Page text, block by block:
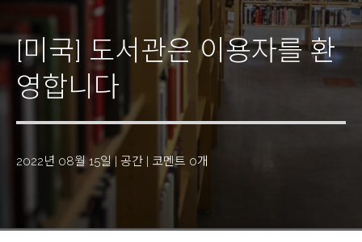
[미국] 도서관은 이용자를 환
영합니다
2022년 08월 15일| 공간 | 코멘트 0개